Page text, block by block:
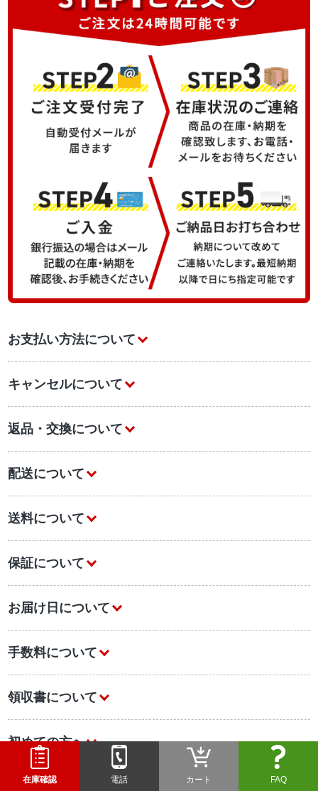
お支払い方法について
キャンセルについて
返品・交換について
配送について
送料について
保証について
お届け日について
手数料について
領収書について
初めての方へ
業務用エアコンについて
在庫確認 電話 カート FAQ